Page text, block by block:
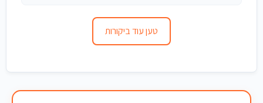
טען עוד ביקורות